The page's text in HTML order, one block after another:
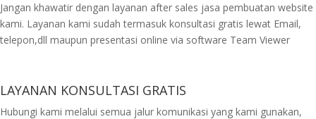
Jangan khawatir dengan layanan after sales jasa pembuatan website
kami. Layanan kami sudah termasuk konsultasi gratis lewat Email,
telepon,dll maupun presentasi online via software Team Viewer
LAYANAN KONSULTASI GRATIS
Hubungi kami melalui semua jalur komunikasi yang kami gunakan,